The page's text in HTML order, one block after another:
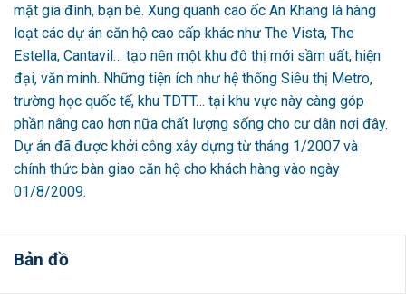
mặt gia đình, bạn bè. Xung quanh cao ốc An Khang là hàng
loạt các dự án căn hộ cao cấp khác như The Vista, The
Estella, Cantavil… tạo nên một khu đô thị mới sầm uất, hiện
đại, văn minh. Những tiện ích như hệ thống Siêu thị Metro,
trường học quốc tế, khu TDTT… tại khu vực này càng góp
phần nâng cao hơn nữa chất lượng sống cho cư dân nơi đây.
Dự án đã được khởi công xây dựng từ tháng 1/2007 và
chính thức bàn giao căn hộ cho khách hàng vào ngày
01/8/2009.
Bản đồ